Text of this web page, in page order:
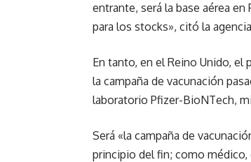
entrante, será la base aérea
para los stocks», citó la
En tanto, en el Reino Unido, el
la campaña de vacunación
laboratorio Pfizer-BioNTech,
Será «la campaña de
principio del fin; como